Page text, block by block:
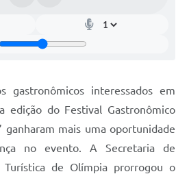
gastronômicos interessados em
edição do Festival Gastronômico
ganharam mais uma oportunidade
no evento. A Secretaria de
Turística de Olímpia prorrogou o